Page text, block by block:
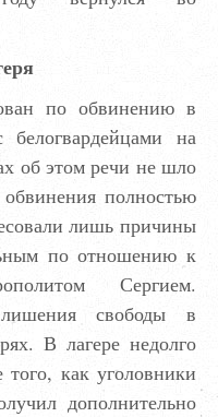
по обвинению в
на
об этом речи не шло
полностью
лишь причины
по отношению к
Сергием.
свободы в
В лагере недолго
того, как уголовники
дополнительно